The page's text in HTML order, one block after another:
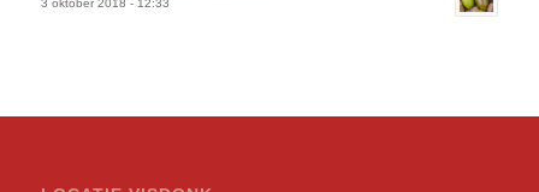
3 oktober 2018 - 12:33